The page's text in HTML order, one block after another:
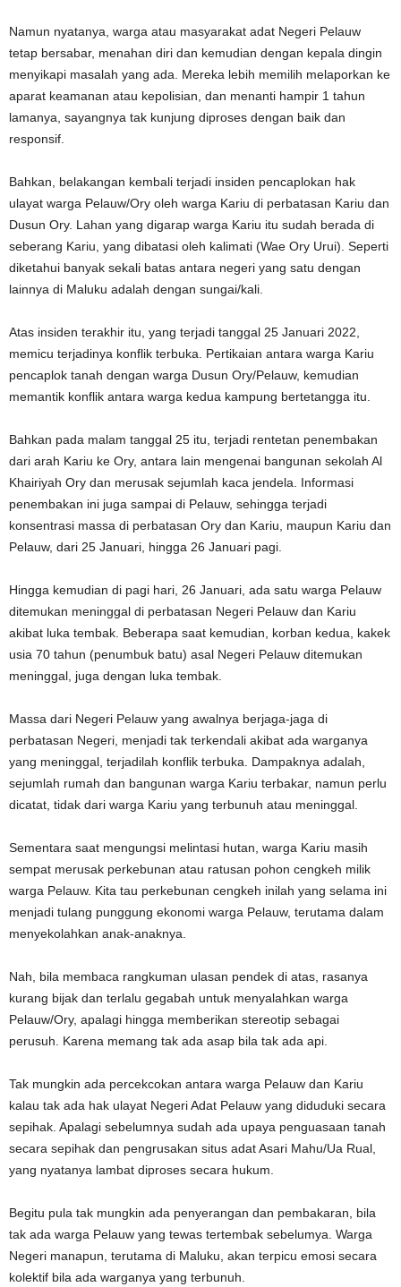
Namun nyatanya, warga atau masyarakat adat Negeri Pelauw
tetap bersabar, menahan diri dan kemudian dengan kepala dingin
menyikapi masalah yang ada. Mereka lebih memilih melaporkan ke
aparat keamanan atau kepolisian, dan menanti hampir 1 tahun
lamanya, sayangnya tak kunjung diproses dengan baik dan
responsif.
Bahkan, belakangan kembali terjadi insiden pencaplokan hak
ulayat warga Pelauw/Ory oleh warga Kariu di perbatasan Kariu dan
Dusun Ory. Lahan yang digarap warga Kariu itu sudah berada di
seberang Kariu, yang dibatasi oleh kalimati (Wae Ory Urui). Seperti
diketahui banyak sekali batas antara negeri yang satu dengan
lainnya di Maluku adalah dengan sungai/kali.
Atas insiden terakhir itu, yang terjadi tanggal 25 Januari 2022,
memicu terjadinya konflik terbuka. Pertikaian antara warga Kariu
pencaplok tanah dengan warga Dusun Ory/Pelauw, kemudian
memantik konflik antara warga kedua kampung bertetangga itu.
Bahkan pada malam tanggal 25 itu, terjadi rentetan penembakan
dari arah Kariu ke Ory, antara lain mengenai bangunan sekolah Al
Khairiyah Ory dan merusak sejumlah kaca jendela. Informasi
penembakan ini juga sampai di Pelauw, sehingga terjadi
konsentrasi massa di perbatasan Ory dan Kariu, maupun Kariu dan
Pelauw, dari 25 Januari, hingga 26 Januari pagi.
Hingga kemudian di pagi hari, 26 Januari, ada satu warga Pelauw
ditemukan meninggal di perbatasan Negeri Pelauw dan Kariu
akibat luka tembak. Beberapa saat kemudian, korban kedua, kakek
usia 70 tahun (penumbuk batu) asal Negeri Pelauw ditemukan
meninggal, juga dengan luka tembak.
Massa dari Negeri Pelauw yang awalnya berjaga-jaga di
perbatasan Negeri, menjadi tak terkendali akibat ada warganya
yang meninggal, terjadilah konflik terbuka. Dampaknya adalah,
sejumlah rumah dan bangunan warga Kariu terbakar, namun perlu
dicatat, tidak dari warga Kariu yang terbunuh atau meninggal.
Sementara saat mengungsi melintasi hutan, warga Kariu masih
sempat merusak perkebunan atau ratusan pohon cengkeh milik
warga Pelauw. Kita tau perkebunan cengkeh inilah yang selama ini
menjadi tulang punggung ekonomi warga Pelauw, terutama dalam
menyekolahkan anak-anaknya.
Nah, bila membaca rangkuman ulasan pendek di atas, rasanya
kurang bijak dan terlalu gegabah untuk menyalahkan warga
Pelauw/Ory, apalagi hingga memberikan stereotip sebagai
perusuh. Karena memang tak ada asap bila tak ada api.
Tak mungkin ada percekcokan antara warga Pelauw dan Kariu
kalau tak ada hak ulayat Negeri Adat Pelauw yang diduduki secara
sepihak. Apalagi sebelumnya sudah ada upaya penguasaan tanah
secara sepihak dan pengrusakan situs adat Asari Mahu/Ua Rual,
yang nyatanya lambat diproses secara hukum.
Begitu pula tak mungkin ada penyerangan dan pembakaran, bila
tak ada warga Pelauw yang tewas tertembak sebelumya. Warga
Negeri manapun, terutama di Maluku, akan terpicu emosi secara
kolektif bila ada warganya yang terbunuh.